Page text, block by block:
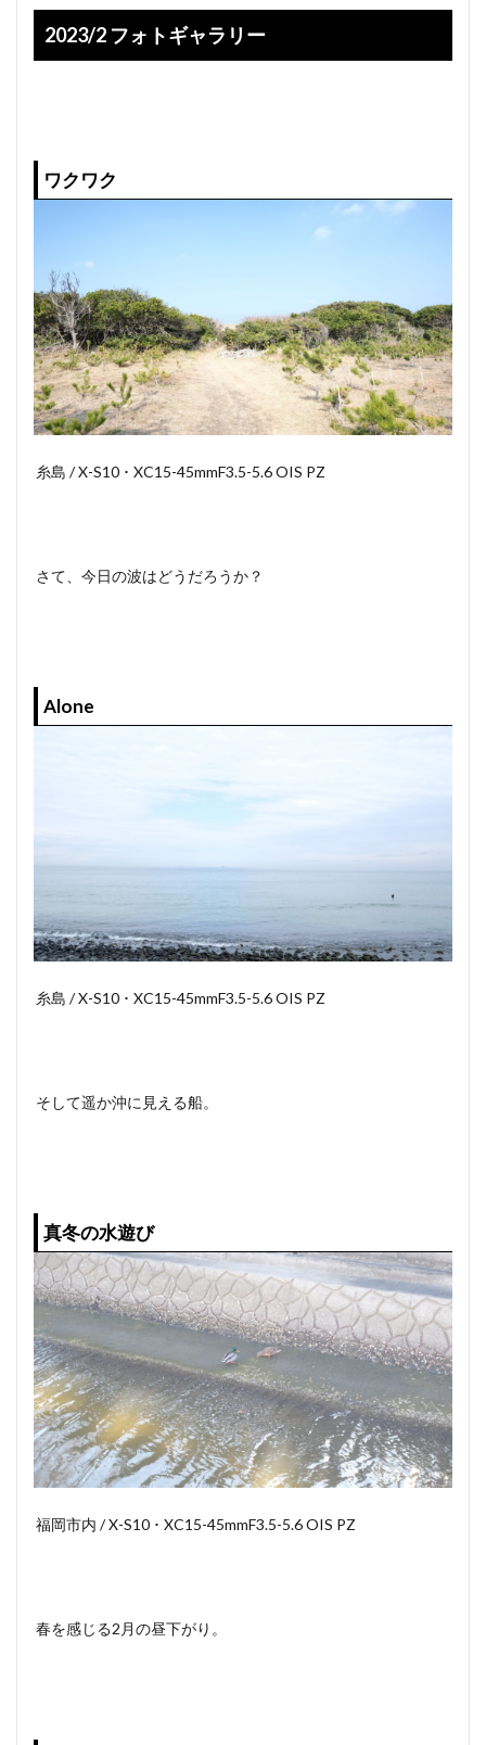
2023/2 フォトギャラリー
ワクワク
糸島 / X-S10 ･ XC15-45mmF3.5-5.6 OIS PZ
さて、今日の波はどうだろうか？
Alone
糸島 / X-S10 ･ XC15-45mmF3.5-5.6 OIS PZ
そして遥か沖に見える船。
真冬の水遊び
福岡市内 / X-S10 ･ XC15-45mmF3.5-5.6 OIS PZ
春を感じる2月の昼下がり。